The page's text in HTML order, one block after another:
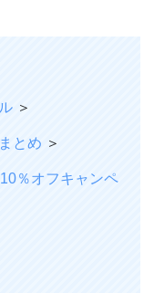
＞
とめ ＞
％オフキャンペ